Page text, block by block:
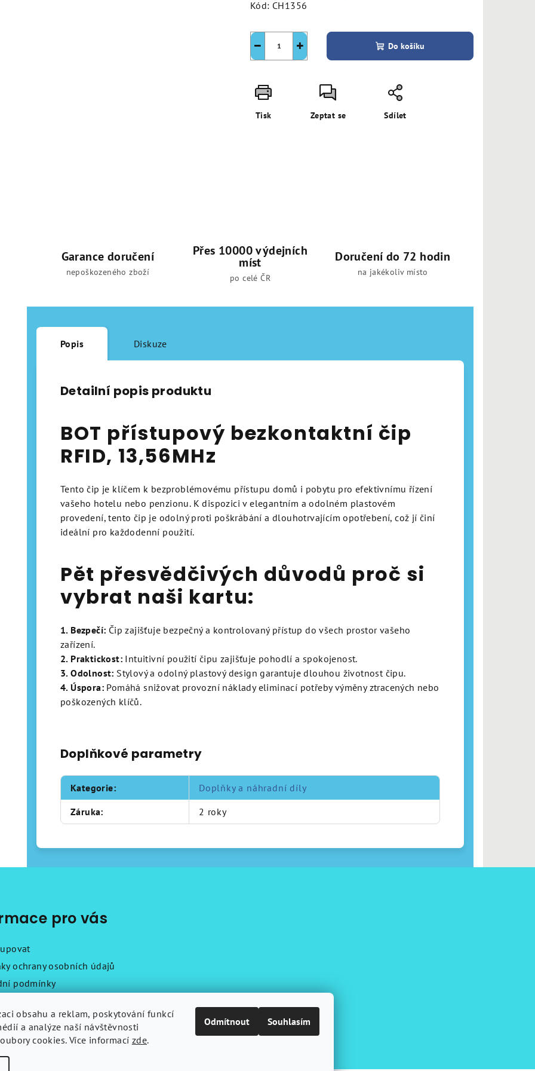
obsahu a reklam, poskytování funkcí
a analýze naší návštěvnosti
cookies. Více informací zde.
Odmítnout Souhlasím
Kód: CH1356
+
− Do košíku
Tisk Zeptat se Sdílet
Garance doručení
nepoškozeného zboží
Přes 10000 výdejních
míst
po celé ČR
Doručení do 72 hodin
na jakékoliv místo
Popis Diskuze
Detailní popis produktu
BOT přístupový bezkontaktní čip
RFID, 13,56MHz
Tento čip je klíčem k bezproblémovému přístupu domů i pobytu pro efektivnímu řízení
vašeho hotelu nebo penzionu. K dispozici v elegantním a odolném plastovém
provedení, tento čip je odolný proti poškrábání a dlouhotrvajícím opotřebení, což jí činí
ideální pro každodenní použití.
Pět přesvědčivých důvodů proč si
vybrat naši kartu:
1. Bezpečí: Čip zajišťuje bezpečný a kontrolovaný přístup do všech prostor vašeho
zařízení.
2. Praktickost: Intuitivní použití čipu zajišťuje pohodlí a spokojenost.
3. Odolnost: Stylový a odolný plastový design garantuje dlouhou životnost čipu.
4. Úspora: Pomáhá snižovat provozní náklady eliminací potřeby výměny ztracených nebo
poškozených klíčů.
Doplňkové parametry
Kategorie:
Doplňky a náhradní díly
Záruka: 2 roky
pro vás
ochrany osobních údajů
podmínky